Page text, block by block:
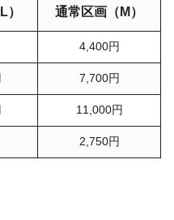
通常区画（M）
4,400円
7,700円
11,000円
2,750円